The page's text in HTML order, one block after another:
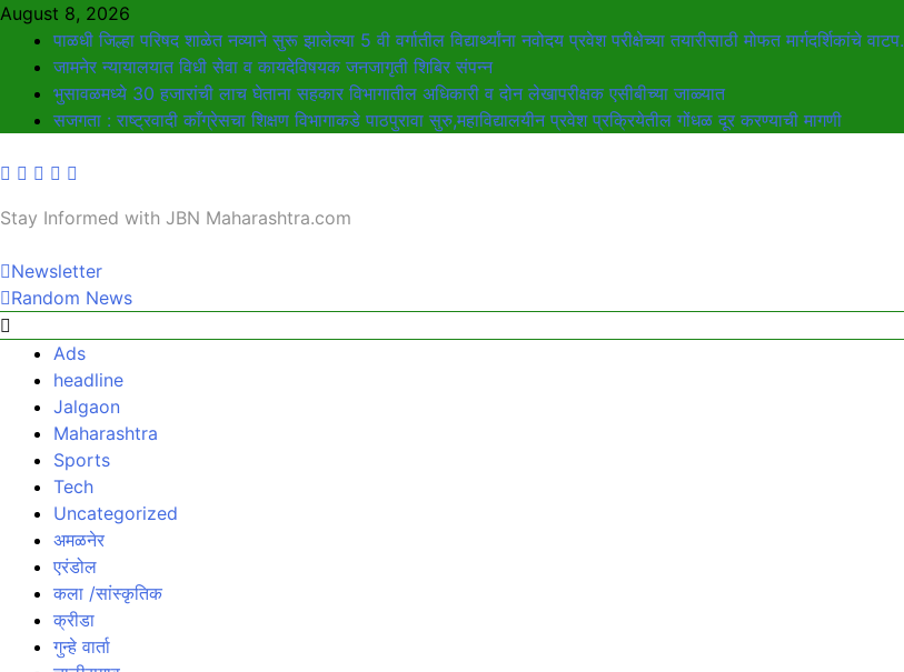
August 8, 2026
पाळधी जिल्हा परिषद शाळेत नव्याने सुरू झालेल्या 5 वी वर्गातील विद्यार्थ्यांना नवोदय प्रवेश परीक्षेच्या तयारीसाठी मोफत मार्गदर्शिकांचे वाटप.
जामनेर न्यायालयात विधी सेवा व कायदेविषयक जनजागृती शिबिर संपन्न
भुसावळमध्ये 30 हजारांची लाच घेताना सहकार विभागातील अधिकारी व दोन लेखापरीक्षक एसीबीच्या जाळ्यात
सजगता : राष्ट्रवादी काँग्रेसचा शिक्षण विभागाकडे पाठपुरावा सुरु,महाविद्यालयीन प्रवेश प्रक्रियेतील गोंधळ दूर करण्याची मागणी
Stay Informed with JBN Maharashtra.com
Newsletter
Random News
Ads
headline
Jalgaon
Maharashtra
Sports
Tech
Uncategorized
अमळनेर
एरंडोल
कला /सांस्कृतिक
क्रीडा
गुन्हे वार्ता